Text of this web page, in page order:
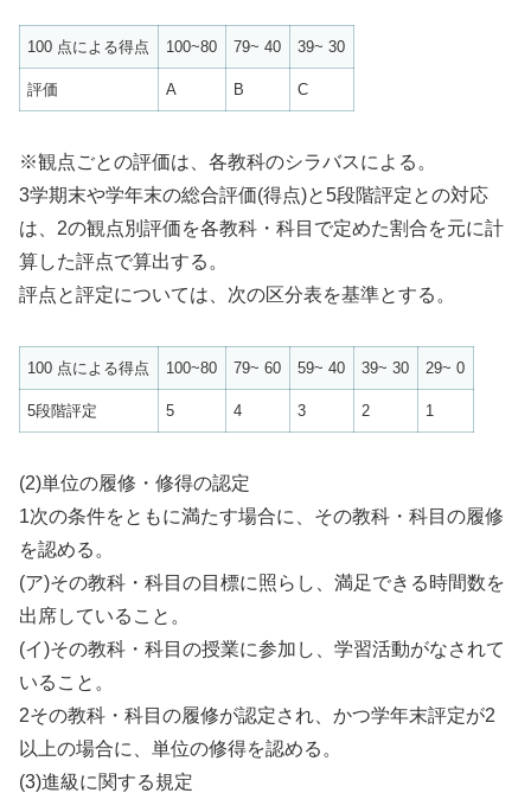
100 点による得点 100~80 79~ 40 39~ 30
評価 A B C
※観点ごとの評価は、各教科のシラバスによる。
3学期末や学年末の総合評価(得点)と5段階評定との対応
は、2の観点別評価を各教科・科目で定めた割合を元に計
算した評点で算出する。
評点と評定については、次の区分表を基準とする。
100 点による得点 100~80 79~ 60 59~ 40 39~ 30 29~ 0
5段階評定 5 4 3 2 1
(2)単位の履修・修得の認定
1次の条件をともに満たす場合に、その教科・科目の履修
を認める。
(ア)その教科・科目の目標に照らし、満足できる時間数を
出席していること。
(イ)その教科・科目の授業に参加し、学習活動がなされて
いること。
2その教科・科目の履修が認定され、かつ学年末評定が2
以上の場合に、単位の修得を認める。
(3)進級に関する規定